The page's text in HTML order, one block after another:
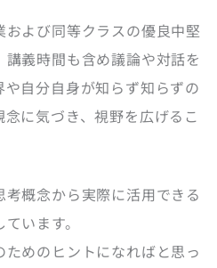
よび同等クラスの優良中堅
義時間も含め議論や対話を
自分自身が知らず知らずの
に気づき、視野を広げるこ
概念から実際に活用できる
います。
めのヒントになればと思っ